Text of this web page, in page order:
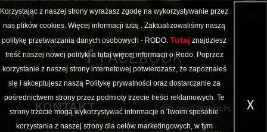
TORUŃ
FACEBOOK
KONTAKT ZIELONYDZIENNIK.PL
Korzystając z naszej strony wyrażasz zgodę na wykorzystywanie przez
nas plików cookies. Więcej informacji tutaj . Zaktualizowaliśmy naszą
politykę przetwarzania danych osobowych - RODO. Tutaj znajdziesz
treść naszej nowej polityki a tutajwięcej informacji o Rodo. Poprzez
korzystanie z naszej strony internetowej potwierdzasz, że zapoznałeś
się i akceptujesz naszą Politykę prywatności oraz dostarczanie za
pośrednictwem strony przez podmioty trzecie treści reklamowych. Te
strony trzecie mogą wykorzystywać informacje o Twoim sposobie
korzystania z naszej strony dla celów marketingowych, w tym
X